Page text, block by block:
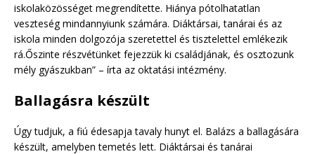
iskolaközösséget megrendítette. Hiánya pótolhatatlan
veszteség mindannyiunk számára. Diáktársai, tanárai és az
iskola minden dolgozója szeretettel és tisztelettel emlékezik
rá.Őszinte részvétünket fejezzük ki családjának, és osztozunk
mély gyászukban” – írta az oktatási intézmény.
Ballagásra készült
Úgy tudjuk, a fiú édesapja tavaly hunyt el. Balázs a ballagására
készült, amelyben temetés lett. Diáktársai és tanárai